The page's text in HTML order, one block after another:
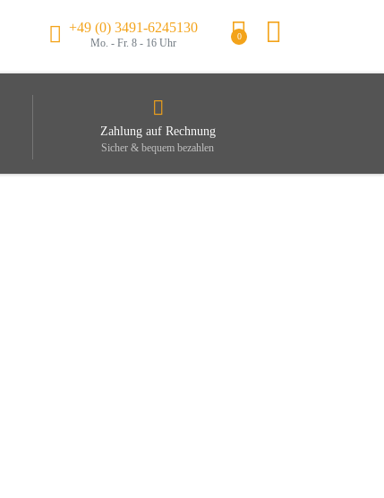
+49 (0) 3491-6245130
Mo. - Fr. 8 - 16 Uhr
0
Zahlung auf Rechnung
Sicher & bequem bezahlen